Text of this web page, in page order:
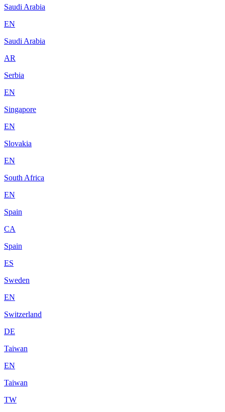
Saudi Arabia
EN
Saudi Arabia
AR
Serbia
EN
Singapore
EN
Slovakia
EN
South Africa
EN
Spain
CA
Spain
ES
Sweden
EN
Switzerland
DE
Taiwan
EN
Taiwan
TW